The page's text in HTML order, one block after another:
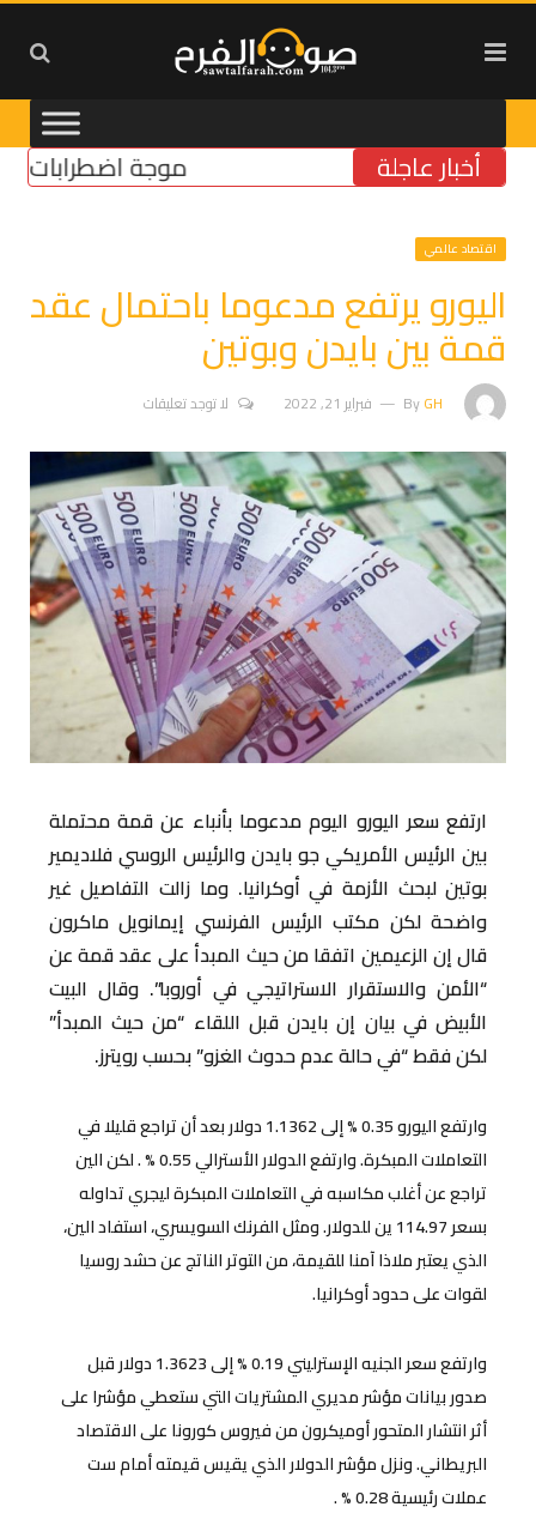
أخبار عاجلة موجة اضطرابات
اقتصاد عالمي
اليورو يرتفع مدعوما باحتمال عقد
قمة بين بايدن وبوتين
ByGH فبراير 21, 2022 لا توجد تعليقات
ارتفع سعر اليورو اليوم مدعوما بأنباء عن قمة محتملة
بين الرئيس الأمريكي جو بايدن والرئيس الروسي فلاديمير
بوتين لبحث الأزمة في أوكرانيا. وما زالت التفاصيل غير
واضحة لكن مكتب الرئيس الفرنسي إيمانويل ماكرون
قال إن الزعيمين اتفقا من حيث المبدأ على عقد قمة عن
“الأمن والاستقرار الاستراتيجي في أوروبا”. وقال البيت
الأبيض في بيان إن بايدن قبل اللقاء “من حيث المبدأ”
لكن فقط “في حالة عدم حدوث الغزو” بحسب رويترز.
وارتفع اليورو 0.35 % إلى 1.1362 دولار بعد أن تراجع قليلا في
التعاملات المبكرة. وارتفع الدولار الأسترالي 0.55 % . لكن الين
تراجع عن أغلب مكاسبه في التعاملات المبكرة ليجري تداوله
بسعر 114.97 ين للدولار. ومثل الفرنك السويسري، استفاد الين،
الذي يعتبر ملاذا آمنا للقيمة، من التوتر الناتج عن حشد روسيا
لقوات على حدود أوكرانيا.
وارتفع سعر الجنيه الإسترليني 0.19 % إلى 1.3623 دولار قبل
صدور بيانات مؤشر مديري المشتريات التي ستعطي مؤشرا على
أثر انتشار المتحور أوميكرون من فيروس كورونا على الاقتصاد
البريطاني. ونزل مؤشر الدولار الذي يقيس قيمته أمام ست
عملات رئيسية 0.28 % .